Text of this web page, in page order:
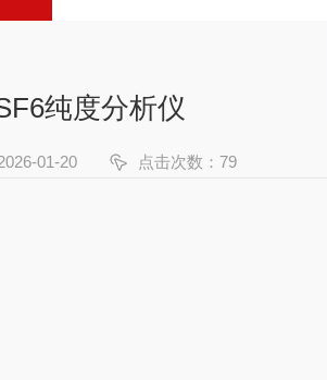
纯度分析仪
01-20 点击次数：79